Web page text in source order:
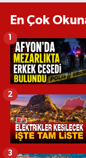
En Çok
1
2
3